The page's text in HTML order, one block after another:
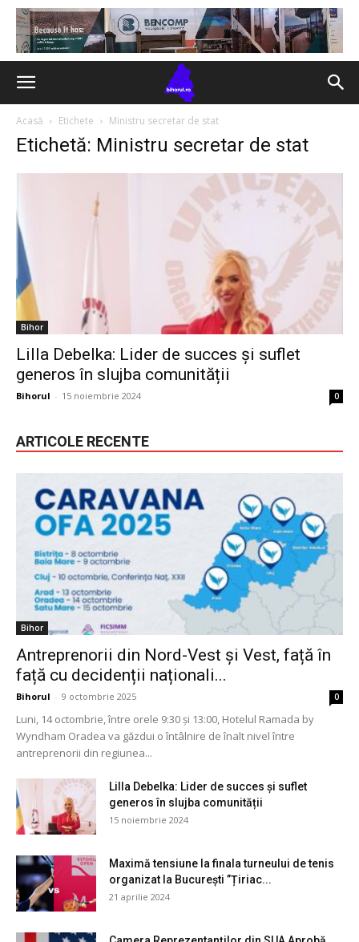
Acasă Etichete Ministru secretar de stat
Etichetă: Ministru secretar de stat
Bihor
Lilla Debelka: Lider de succes și suflet
generos în slujba comunității
Bihorul - 15 noiembrie 2024 0
ARTICOLE RECENTE
Bihor
Antreprenorii din Nord-Vest și Vest, față în
față cu decidenții naționali...
Bihorul - 9 octombrie 2025 0
Luni, 14 octombrie, între orele 9:30 și 13:00, Hotelul Ramada by
Wyndham Oradea va găzdui o întâlnire de înalt nivel între
antreprenorii din regiunea...
Lilla Debelka: Lider de succes și suflet
generos în slujba comunității
15 noiembrie 2024
Maximă tensiune la finala turneului de tenis
organizat la București ”Țiriac...
21 aprilie 2024